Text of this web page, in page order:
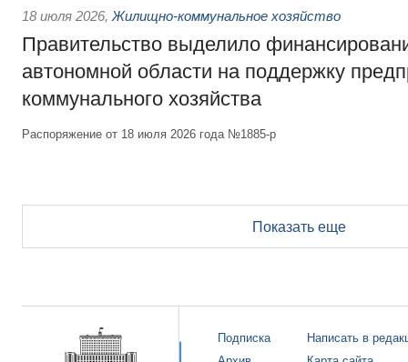
18 июля 2026, Жилищно-коммунальное хозяйство
Правительство выделило
автономной области на поддержку
коммунального хозяйства
Распоряжение от 18 июля 2026 года №1885-р
Показать еще
Подписка
Написать в